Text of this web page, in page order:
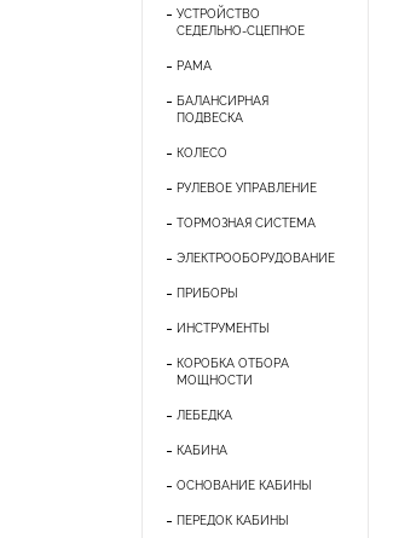
УСТРОЙСТВО
СЕДЕЛЬНО-СЦЕПНОЕ
РАМА
БАЛАНСИРНАЯ
ПОДВЕСКА
КОЛЕСО
РУЛЕВОЕ УПРАВЛЕНИЕ
ТОРМОЗНАЯ СИСТЕМА
ЭЛЕКТРООБОРУДОВАНИЕ
ПРИБОРЫ
ИНСТРУМЕНТЫ
КОРОБКА ОТБОРА
МОЩНОСТИ
ЛЕБЕДКА
КАБИНА
ОСНОВАНИЕ КАБИНЫ
ПЕРЕДОК КАБИНЫ